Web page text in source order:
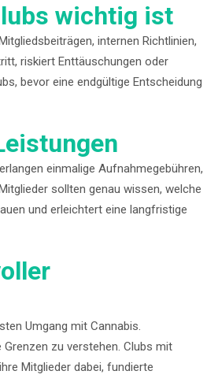
wichtig ist
internen Richtlinien,
riskiert Enttäuschungen oder
bevor eine endgültige Entscheidung
einmalige Aufnahmegebühren,
sollten genau wissen, welche
und erleichtert eine langfristige
Umgang mit Cannabis.
zu verstehen. Clubs mit
Mitglieder dabei, fundierte